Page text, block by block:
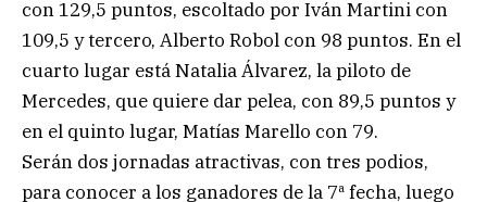
con 129,5 puntos, escoltado por Iván Martini con
109,5 y tercero, Alberto Robol con 98 puntos. En el
cuarto lugar está Natalia Álvarez, la piloto de
Mercedes, que quiere dar pelea, con 89,5 puntos y
en el quinto lugar, Matías Marello con 79.
Serán dos jornadas atractivas, con tres podios,
para conocer a los ganadores de la 7ª fecha, luego